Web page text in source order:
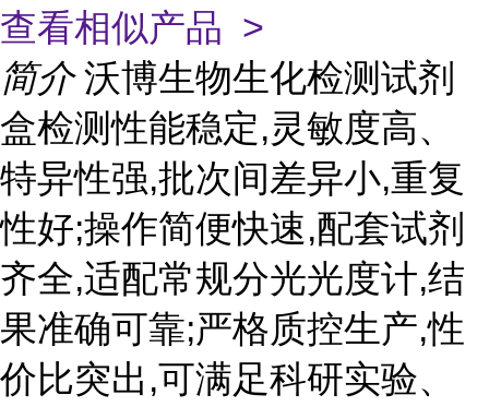
查看相似产品 >
简介 沃博生物生化检测试剂
盒检测性能稳定,灵敏度高、
特异性强,批次间差异小,重复
性好;操作简便快速,配套试剂
齐全,适配常规分光光度计,结
果准确可靠;严格质控生产,性
价比突出,可满足科研实验、